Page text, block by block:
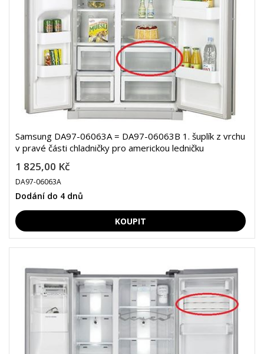
Samsung DA97-06063A = DA97-06063B 1. šuplík z vrchu
v pravé části chladničky pro americkou ledničku
1 825,00 Kč
DA97-06063A
Dodání do 4 dnů